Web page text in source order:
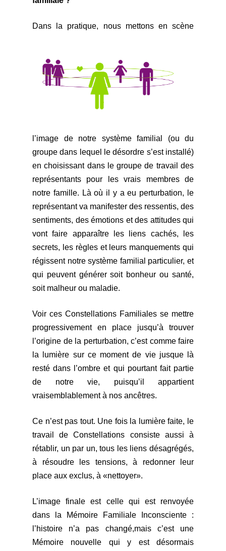
Dans la pratique, nous mettons en scène
l’image de notre système familial (ou du
groupe dans lequel le désordre s’est installé)
en choisissant dans le groupe de travail des
représentants pour les vrais membres de
notre famille. Là où il y a eu perturbation, le
représentant va manifester des ressentis, des
sentiments, des émotions et des attitudes qui
vont faire apparaître les liens cachés, les
secrets, les règles et leurs manquements qui
régissent notre système familial particulier, et
qui peuvent générer soit bonheur ou santé,
soit malheur ou maladie.
Voir ces Constellations Familiales se mettre
progressivement en place jusqu’à trouver
l’origine de la perturbation, c’est comme faire
la lumière sur ce moment de vie jusque là
resté dans l’ombre et qui pourtant fait partie
de notre vie, puisqu’il appartient
vraisemblablement à nos ancêtres.
Ce n’est pas tout. Une fois la lumière faite, le
travail de Constellations consiste aussi à
rétablir, un par un, tous les liens désagrégés,
à résoudre les tensions, à redonner leur
place aux exclus, à «nettoyer».
L’image finale est celle qui est renvoyée
dans la Mémoire Familiale Inconsciente :
l’histoire n’a pas changé,mais c’est une
Mémoire nouvelle qui y est désormais